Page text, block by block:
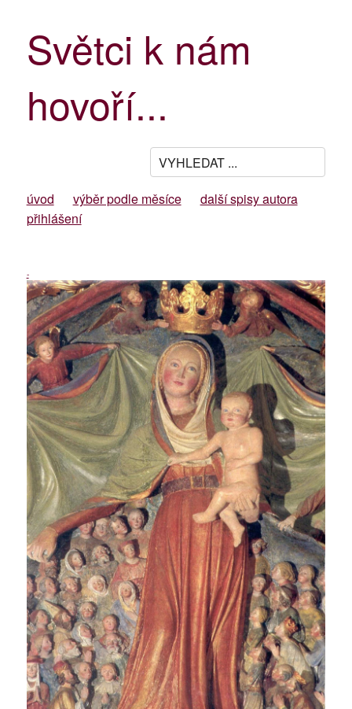
Světci k nám
hovoří...
úvod výběr podle měsíce
další spisy autora
přihlášení
-